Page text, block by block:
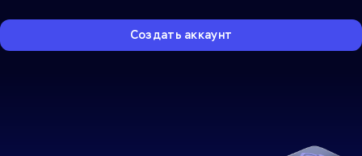
Создать аккаунт